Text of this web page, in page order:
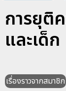
การยุติ
และเด็ก
เรื่องราวจากสมาชิก